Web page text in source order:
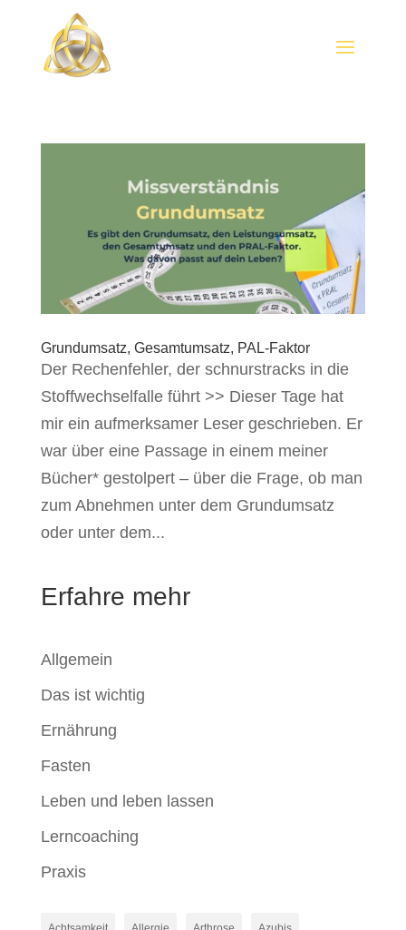
Grundumsatz, Gesamtumsatz, PAL-Faktor
Der Rechenfehler, der schnurstracks in die
Stoffwechselfalle führt >> Dieser Tage hat
mir ein aufmerksamer Leser geschrieben. Er
war über eine Passage in einem meiner
Bücher* gestolpert – über die Frage, ob man
zum Abnehmen unter dem Grundumsatz
oder unter dem...
Erfahre mehr
Allgemein
Das ist wichtig
Ernährung
Fasten
Leben und leben lassen
Lerncoaching
Praxis